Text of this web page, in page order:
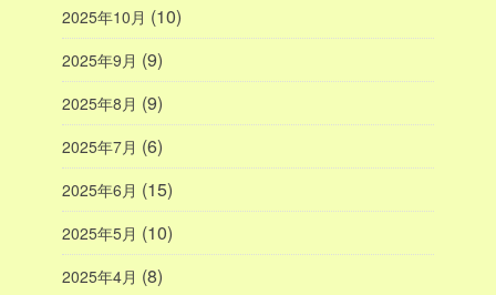
2025年10月 (10)
2025年9月 (9)
2025年8月 (9)
2025年7月 (6)
2025年6月 (15)
2025年5月 (10)
2025年4月 (8)